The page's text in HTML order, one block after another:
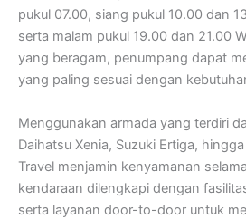
pukul 07.00, siang pukul 10.00 dan
serta malam pukul 19.00 dan 21.00
yang beragam, penumpang dapat
yang paling sesuai dengan
Menggunakan armada yang terdiri
Daihatsu Xenia, Suzuki Ertiga,
Travel menjamin kenyamanan
kendaraan dilengkapi dengan
serta layanan door-to-door untuk